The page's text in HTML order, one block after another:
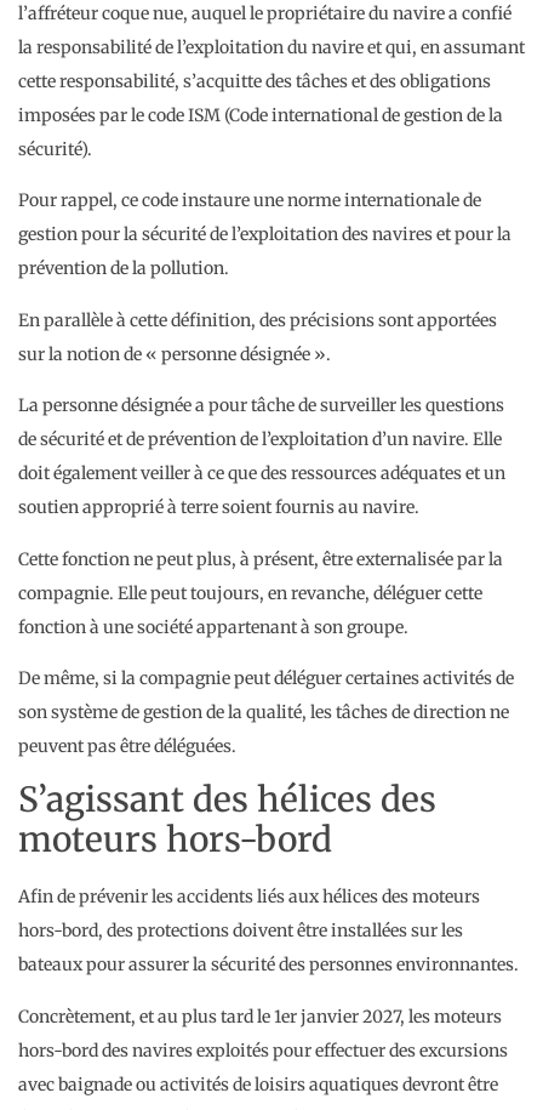
l’affréteur coque nue, auquel le propriétaire du navire a confié
la responsabilité de l’exploitation du navire et qui, en assumant
cette responsabilité, s’acquitte des tâches et des obligations
imposées par le code ISM (Code international de gestion de la
sécurité).
Pour rappel, ce code instaure une norme internationale de
gestion pour la sécurité de l’exploitation des navires et pour la
prévention de la pollution.
En parallèle à cette définition, des précisions sont apportées
sur la notion de « personne désignée ».
La personne désignée a pour tâche de surveiller les questions
de sécurité et de prévention de l’exploitation d’un navire. Elle
doit également veiller à ce que des ressources adéquates et un
soutien approprié à terre soient fournis au navire.
Cette fonction ne peut plus, à présent, être externalisée par la
compagnie. Elle peut toujours, en revanche, déléguer cette
fonction à une société appartenant à son groupe.
De même, si la compagnie peut déléguer certaines activités de
son système de gestion de la qualité, les tâches de direction ne
peuvent pas être déléguées.
S’agissant des hélices des
moteurs hors-bord
Afin de prévenir les accidents liés aux hélices des moteurs
hors-bord, des protections doivent être installées sur les
bateaux pour assurer la sécurité des personnes environnantes.
Concrètement, et au plus tard le 1er janvier 2027, les moteurs
hors-bord des navires exploités pour effectuer des excursions
avec baignade ou activités de loisirs aquatiques devront être